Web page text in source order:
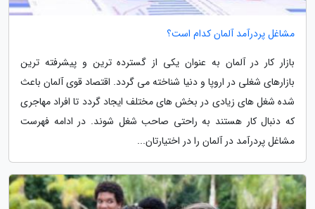
مشاغل پردرآمد آلمان کدام است؟
بازار کار در آلمان به عنوان یکی از گسترده ترین و پیشرفته ترین
بازارهای شغلی در اروپا و دنیا شناخته می گردد. اقتصاد قوی آلمان باعث
شده شغل های زیادی در بخش های مختلف ایجاد گردد تا افراد مهاجری
که دنبال کار هستند به راحتی صاحب شغل شوند. در ادامه فهرست
مشاغل پردرآمد در آلمان را در اختیارتان...